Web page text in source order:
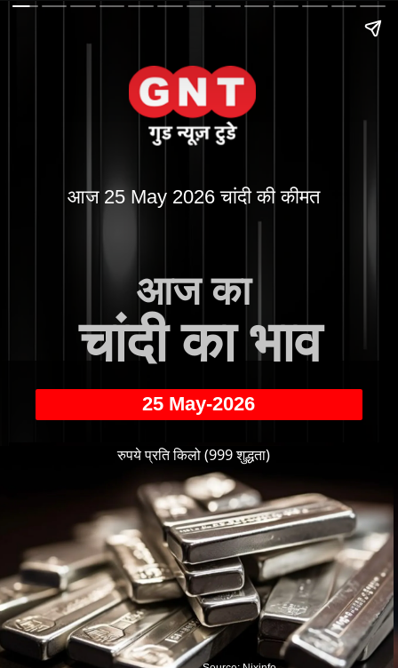
25 May-2026
आज 25 May 2026 चांदी की कीमत
आज का
चांदी का भाव
रुपये प्रति किलो (999 शुद्धता)